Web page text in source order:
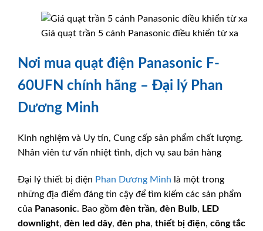
Giá quạt trần 5 cánh Panasonic điều khiển từ xa
Nơi mua quạt điện Panasonic F-
60UFN chính hãng – Đại lý Phan
Dương Minh
Kinh nghiệm và Uy tín, Cung cấp sản phẩm chất lượng.
Nhân viên tư vấn nhiệt tình, dịch vụ sau bán hàng
Đại lý thiết bị điện Phan Dương Minh là một trong
những địa điểm đáng tin cậy để tìm kiếm các sản phẩm
của Panasonic. Bao gồm đèn trần, đèn Bulb, LED
downlight, đèn led dây, đèn pha, thiết bị điện, công tắc